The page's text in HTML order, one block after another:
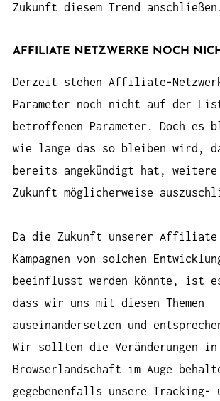
Zukunft diesem Trend
AFFILIATE NETZWERKE NOCH
Derzeit stehen Affiliate-
Parameter noch nicht auf der
betroffenen Parameter. Doch es
wie lange das so bleiben wird,
bereits angekündigt hat, weitere
Zukunft möglicherweise
Da die Zukunft unserer Affiliate
Kampagnen von solchen
beeinflusst werden könnte, ist
dass wir uns mit diesen Themen
auseinandersetzen und
Wir sollten die Veränderungen
Browserlandschaft im Auge
gegebenenfalls unsere Tracking-